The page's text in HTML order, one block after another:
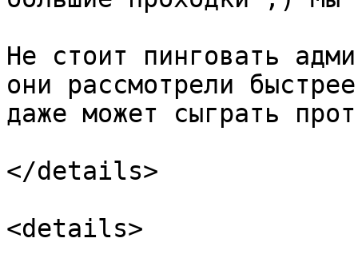
Не стоит пинговать
они рассмотрели
даже может сыграть
</details>
<details>